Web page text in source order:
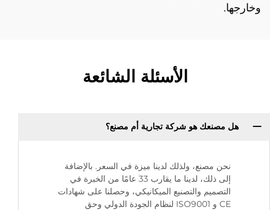
وخارجها.
الأسئلة الشائعة
هل مصنعك هو شركة تجارية أم مصنع؟
نحن مصنع، ولذلك لدينا ميزة في السعر. بالإضافة
إلى ذلك، لدينا ما يقارب 33 عامًا من الخبرة في
التصميم والتصنيع الميكانيكي، وحصلنا على شهادات
CE و ISO9001 لنظام الجودة الدولي وحق